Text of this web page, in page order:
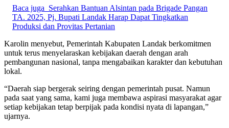
Baca juga Serahkan Bantuan Alsintan pada Brigade Pangan
TA. 2025, Pj. Bupati Landak Harap Dapat Tingkatkan
Produksi dan Provitas Pertanian
Karolin menyebut, Pemerintah Kabupaten Landak berkomitmen
untuk terus menyelaraskan kebijakan daerah dengan arah
pembangunan nasional, tanpa mengabaikan karakter dan kebutuhan
lokal.
“Daerah siap bergerak seiring dengan pemerintah pusat. Namun
pada saat yang sama, kami juga membawa aspirasi masyarakat agar
setiap kebijakan tetap berpijak pada kondisi nyata di lapangan,”
ujarnya.